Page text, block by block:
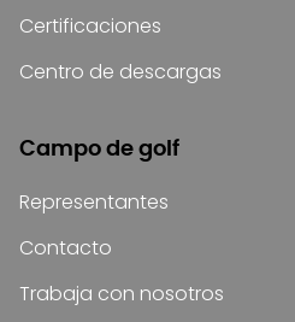
Certificaciones
Centro de descargas
Campo de golf
Representantes
Contacto
Trabaja con nosotros